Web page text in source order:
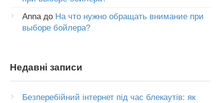
Annaдо На что нужно обращать внимание при
выборе бойлера?
Недавні записи
Безперебійний інтернет під час блекаутів: як